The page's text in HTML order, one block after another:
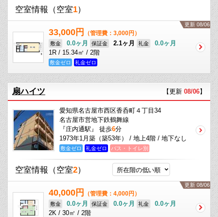
空室情報 （空室1）
更新 08/06
33,000円 （管理費：3,000円）
敷金 0.0ヶ月 保証金 2.1ヶ月 礼金
0.0ヶ月
1R / 15.34㎡ / 2階
敷金ゼロ 礼金ゼロ
扇ハイツ 【更新 08/06】
愛知県名古屋市西区香呑町４丁目34
名古屋市営地下鉄鶴舞線
『庄内通駅』 徒歩6分
1973年1月築（築53年） / 地上4階 / 地下なし
敷金ゼロ 礼金ゼロ バス・トイレ別
空室情報 （空室2）
更新 08/06
40,000円 （管理費：4,000円）
敷金 0.0ヶ月 保証金 0.0ヶ月 礼金
0.0ヶ月
2K / 30㎡ / 2階